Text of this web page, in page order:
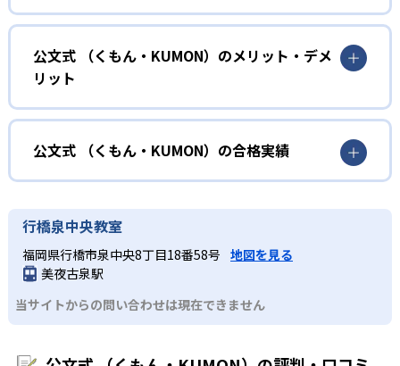
確実に100点が取れるレベルから少しずつ難易度を上げてい
しさを経験できる。
ルステップで進んでいけるよう工夫されている。このスタ
イルは子どもの学習意欲をかき立てるため、教えてもらう
という受け身の姿勢ではなく、自ら進んで学ぶ姿勢を身に
つけられるだろう。
また、自学学習スタイルで学ぶ子どもたちは、自らの学習
課題に気がつくようになる。学年を超えた範囲も学習でき
るため、早い時期から高校教材に進む生徒もいる。
03 フレキシブルな受講スタイル
幼児
小学校に入る準備をしたい幼児向け
KUMONでは細かいステップに分かれた教材で、わかる楽し
さを経験しながら無理なく力を高めていける。
性格や学習への取り組み姿勢に合わせて内容も調整するた
め、小学校に入ってもつまずきにくい学力を身につけられ
るだろう。
中学に向けて苦手教科を克服したい子ども向け
KUMONでは経験豊富な先生が、子どものやる気を引き出せ
るよう適切なヒントを与えたり、声かけをしたりしてい
少しずつ苦手意識を克服できるだろう。
公文式 （くもん・KUMON）のメリット・デメ
リット
どんなメリットがある？
KUMONでは自学自習スタイルで勉強するため、集中力や目
標に向かって頑張りやり抜く力を育むことができる。ま
た、年齢や学年にとらわれずに自分の学力に相応したレベ
ルから学習できるため、難しすぎてやる気を損ねたり、簡
単すぎて退屈することもない。
どんなデメリットがある？
KUMONでは、中高生のクラスでも数学・英語・国語の3教
科に限られるため、その他の教科に関しては他塾を検討す
る必要があるだろう。
公文式 （くもん・KUMON）の合格実績
KUMONは、公式サイトでは合格実績は公開していない。志
わせたい。
行橋泉中央教室
福岡県行橋市泉中央8丁目18番58号 地図を見る
美夜古泉駅
当サイトからの問い合わせは現在できません